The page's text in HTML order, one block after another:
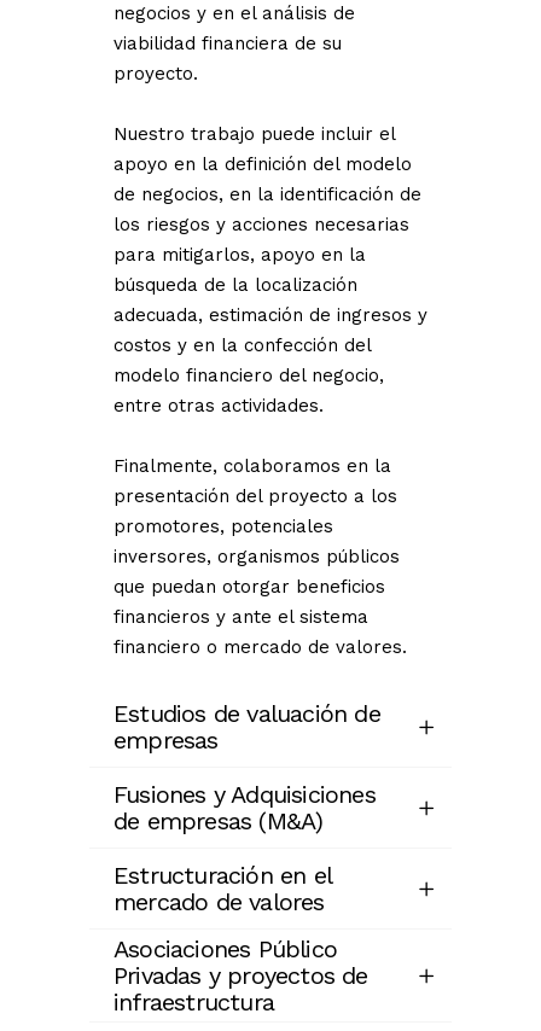
negocios y en el análisis de
viabilidad financiera de su
proyecto.
Nuestro trabajo puede incluir el
apoyo en la definición del modelo
de negocios, en la identificación de
los riesgos y acciones necesarias
para mitigarlos, apoyo en la
búsqueda de la localización
adecuada, estimación de ingresos y
costos y en la confección del
modelo financiero del negocio,
entre otras actividades.
Finalmente, colaboramos en la
presentación del proyecto a los
promotores, potenciales
inversores, organismos públicos
que puedan otorgar beneficios
financieros y ante el sistema
financiero o mercado de valores.
Estudios de valuación de
empresas
Fusiones y Adquisiciones
de empresas (M&A)
Estructuración en el
mercado de valores
Asociaciones Público
Privadas y proyectos de
infraestructura